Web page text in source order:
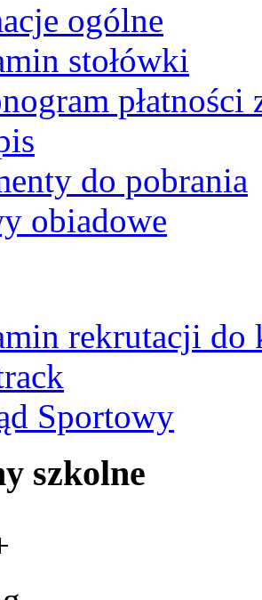
ogólne
stołówki
płatności
do pobrania
obiadowe
rekrutacji do
Sportowy
szkolne